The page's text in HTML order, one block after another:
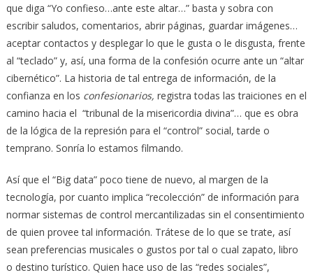
que diga “Yo confieso…ante este altar…” basta y sobra con
escribir saludos, comentarios, abrir páginas, guardar imágenes…
aceptar contactos y desplegar lo que le gusta o le disgusta, frente
al “teclado” y, así, una forma de la confesión ocurre ante un “altar
cibernético”. La historia de tal entrega de información, de la
confianza en los confesionarios, registra todas las traiciones en el
camino hacia el “tribunal de la misericordia divina”… que es obra
de la lógica de la represión para el “control” social, tarde o
temprano. Sonría lo estamos filmando.
Así que el “Big data” poco tiene de nuevo, al margen de la
tecnología, por cuanto implica “recolección” de información para
normar sistemas de control mercantilizadas sin el consentimiento
de quien provee tal información. Trátese de lo que se trate, así
sean preferencias musicales o gustos por tal o cual zapato, libro
o destino turístico. Quien hace uso de las “redes sociales”,